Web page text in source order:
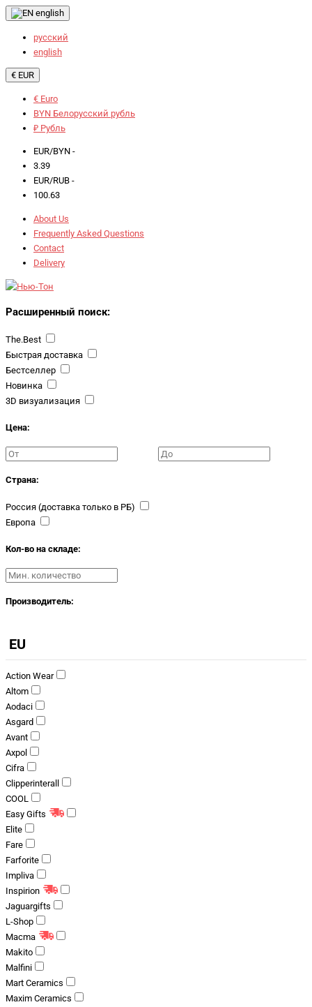
english
русский
english
€ EUR
€ Euro
BYN Белорусский рубль
₽ Рубль
EUR/BYN -
3.39
EUR/RUB -
100.63
About Us
Frequently Asked Questions
Contact
Delivery
Расширенный поиск:
The.Best
Быстрая доставка
Бестселлер
Новинка
3D визуализация
Цена:
Страна:
Россия (доставка только в РБ)
Европа
Кол-во на складе:
Производитель:
EU
Action Wear
Altom
Aodaci
Asgard
Avant
Axpol
Cifra
Clipperinterall
COOL
Easy Gifts
Elite
Fare
Farforite
Impliva
Inspirion
Jaguargifts
L-Shop
Macma
Makito
Malfini
Mart Ceramics
Maxim Ceramics